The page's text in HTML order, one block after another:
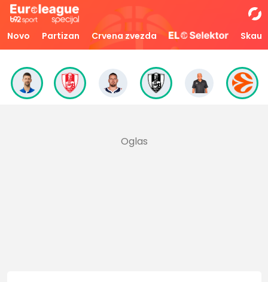
Novo Partizan Crvena zvezda Skaut